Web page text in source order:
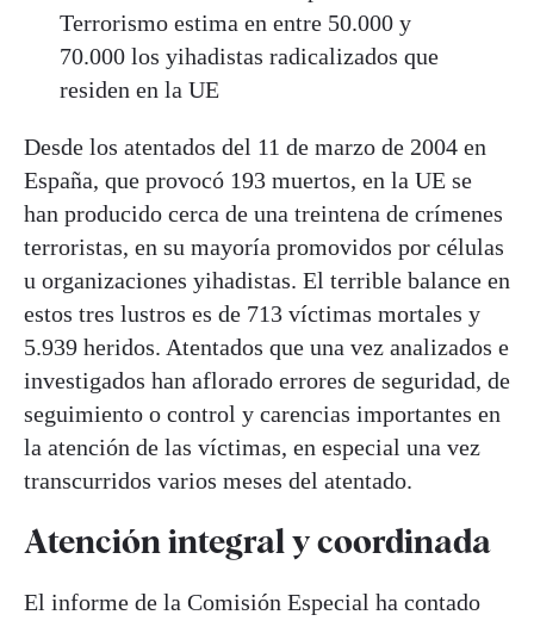
Terrorismo estima en entre 50.000 y
70.000 los yihadistas radicalizados que
residen en la UE
Desde los atentados del 11 de marzo de 2004 en
España, que provocó 193 muertos, en la UE se
han producido cerca de una treintena de crímenes
terroristas, en su mayoría promovidos por células
u organizaciones yihadistas. El terrible balance en
estos tres lustros es de 713 víctimas mortales y
5.939 heridos. Atentados que una vez analizados e
investigados han aflorado errores de seguridad, de
seguimiento o control y carencias importantes en
la atención de las víctimas, en especial una vez
transcurridos varios meses del atentado.
Atención integral y coordinada
El informe de la Comisión Especial ha contado